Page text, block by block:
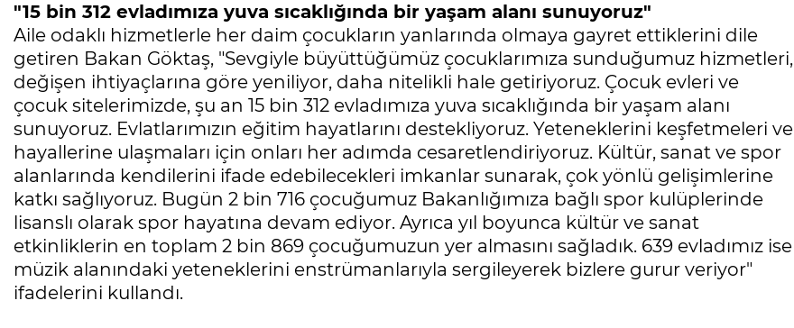
"15 bin 312 evladımıza yuva sıcaklığında bir yaşam alanı sunuyoruz"
Aile odaklı hizmetlerle her daim çocukların yanlarında olmaya gayret ettiklerini dile
getiren Bakan Göktaş, "Sevgiyle büyüttüğümüz çocuklarımıza sunduğumuz hizmetleri,
değişen ihtiyaçlarına göre yeniliyor, daha nitelikli hale getiriyoruz. Çocuk evleri ve
çocuk sitelerimizde, şu an 15 bin 312 evladımıza yuva sıcaklığında bir yaşam alanı
sunuyoruz. Evlatlarımızın eğitim hayatlarını destekliyoruz. Yeteneklerini keşfetmeleri ve
hayallerine ulaşmaları için onları her adımda cesaretlendiriyoruz. Kültür, sanat ve spor
alanlarında kendilerini ifade edebilecekleri imkanlar sunarak, çok yönlü gelişimlerine
katkı sağlıyoruz. Bugün 2 bin 716 çocuğumuz Bakanlığımıza bağlı spor kulüplerinde
lisanslı olarak spor hayatına devam ediyor. Ayrıca yıl boyunca kültür ve sanat
etkinliklerin en toplam 2 bin 869 çocuğumuzun yer almasını sağladık. 639 evladımız ise
müzik alanındaki yeteneklerini enstrümanlarıyla sergileyerek bizlere gurur veriyor"
ifadelerini kullandı.